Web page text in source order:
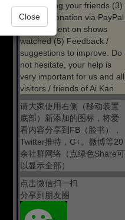
Kan among your friends (3)
Make a donation via PayPal
(4) Comment on shows
watched (5) Feedback /
suggestions to improve. Do
not hesitate, your help is
very important for us and all
visitors / friends of Ai Kan.
请大家使用右侧（移动装置
底部）新添加的图标，将爱
看内容分享到FB（脸书），
Twitter推特，G+。微博等20
余社群网络（点绿色Share可
以显示全部）
点击微信扫一扫
分享到朋友圈
Close